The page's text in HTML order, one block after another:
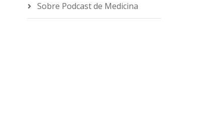
Sobre Podcast de Medicina